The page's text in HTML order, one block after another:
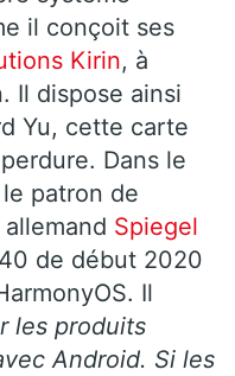
il conçoit ses
Kirin, à
Il dispose ainsi
Yu, cette carte
Dans le
patron de
Spiegel
de début 2020
Il
les produits
Android. Si les